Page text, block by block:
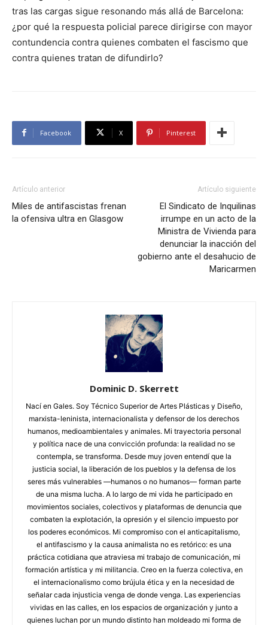
tras las cargas sigue resonando más allá de Barcelona:
¿por qué la respuesta policial parece dirigirse con mayor
contundencia contra quienes combaten el fascismo que
contra quienes tratan de difundirlo?
Facebook X Pinterest
Artículo anterior
Miles de antifascistas frenan
la ofensiva ultra en Glasgow
Artículo siguiente
El Sindicato de Inquilinas
irrumpe en un acto de la
Ministra de Vivienda para
denunciar la inacción del
gobierno ante el desahucio de
Maricarmen
Dominic D. Skerrett
Nací en Gales. Soy Técnico Superior de Artes Plásticas y Diseño,
marxista-leninista, internacionalista y defensor de los derechos
humanos, medioambientales y animales. Mi trayectoria personal
y política nace de una convicción profunda: la realidad no se
contempla, se transforma. Desde muy joven entendí que la
justicia social, la liberación de los pueblos y la defensa de los
seres más vulnerables —humanos o no humanos— forman parte
de una misma lucha. A lo largo de mi vida he participado en
movimientos sociales, colectivos y plataformas de denuncia que
combaten la explotación, la opresión y el silencio impuesto por
los poderes económicos. Mi compromiso con el anticapitalismo,
el antifascismo y la causa animalista no es retórico: es una
práctica cotidiana que atraviesa mi trabajo de comunicación, mi
formación artística y mi militancia. Creo en la fuerza colectiva, en
el internacionalismo como brújula ética y en la necesidad de
señalar cada injusticia venga de donde venga. Las experiencias
vividas en las calles, en los espacios de organización y junto a
quienes luchan por un mundo distinto han moldeado mi forma de